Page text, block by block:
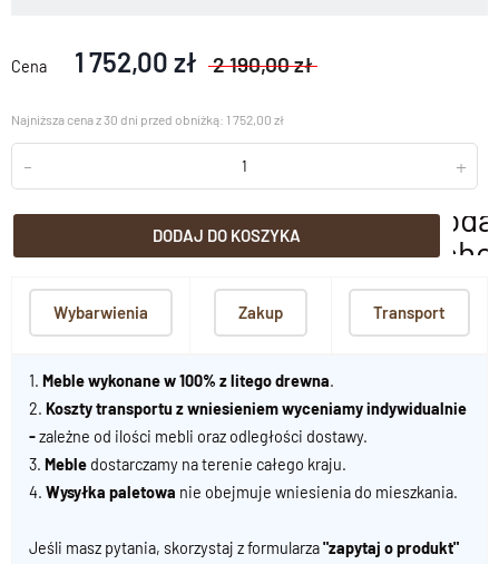
Cena 1 752,00 zł 2 190,00 zł
Najniższa cena z 30 dni przed obniżką: 1 752,00 zł
- +
DODAJ DO KOSZYKA
Wybarwienia Zakup Transport
1. Meble wykonane w 100% z litego drewna.
2. Koszty transportu z wniesieniem wyceniamy indywidualnie
-zależne od ilości mebli oraz odległości dostawy.
3. Meble dostarczamy na terenie całego kraju.
4. Wysyłka paletowa nie obejmuje wniesienia do mieszkania.
Jeśli masz pytania, skorzystaj z formularza"zapytaj o produkt"